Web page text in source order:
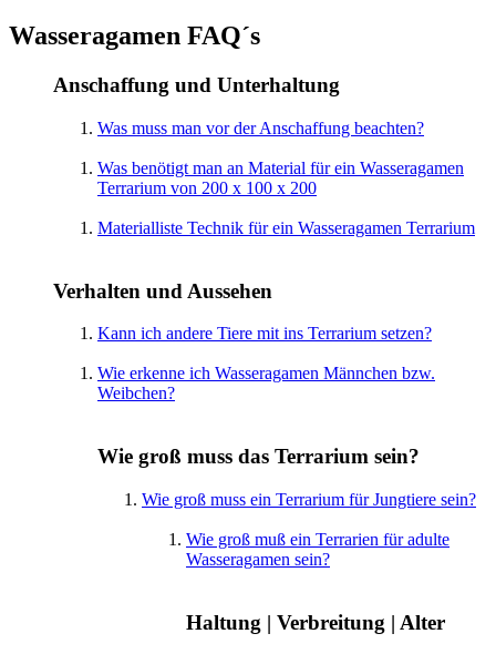
Wasseragamen FAQ´s
Anschaffung und Unterhaltung
Was muss man vor der Anschaffung beachten?
Was benötigt man an Material für ein Wasseragamen
Terrarium von 200 x 100 x 200
Materialliste Technik für ein Wasseragamen Terrarium
Verhalten und Aussehen
Kann ich andere Tiere mit ins Terrarium setzen?
Wie erkenne ich Wasseragamen Männchen bzw.
Weibchen?
Wie groß muss das Terrarium sein?
Wie groß muss ein Terrarium für Jungtiere sein?
Wie groß muß ein Terrarien für adulte
Wasseragamen sein?
Haltung | Verbreitung | Alter